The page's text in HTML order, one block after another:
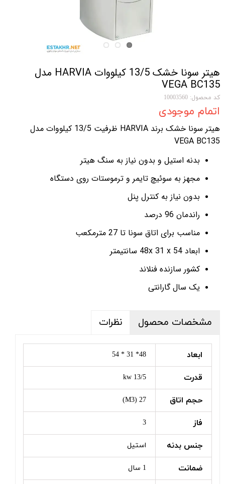
هیتر سونا خشک 13/5 کیلووات HARVIA مدل
VEGA BC135
کد محصول: 10003560
اتمام موجودی
هیتر سونا خشک برند HARVIA ظرفیت 13/5 کیلووات مدل
VEGA BC135
بدنه استیل و بدون نیاز به سنگ هیتر
مجهز به سوئیچ تایمر و ترموستات روی دستگاه
بدون نیاز به کنترل پنل
راندمان 96 درصد
مناسب برای اتاق سونا تا 27 مترمکعب
ابعاد 48x 31 x 54 سانتیمتر
کشور سازنده فنلاند
یک سال گارانتی
مشخصات محصول نظرات
ابعاد 48* 31 * 54
قدرت 13/5 kw
حجم اتاق 27 (M3)
فاز 3
جنس بدنه استیل
ضمانت 1 سال